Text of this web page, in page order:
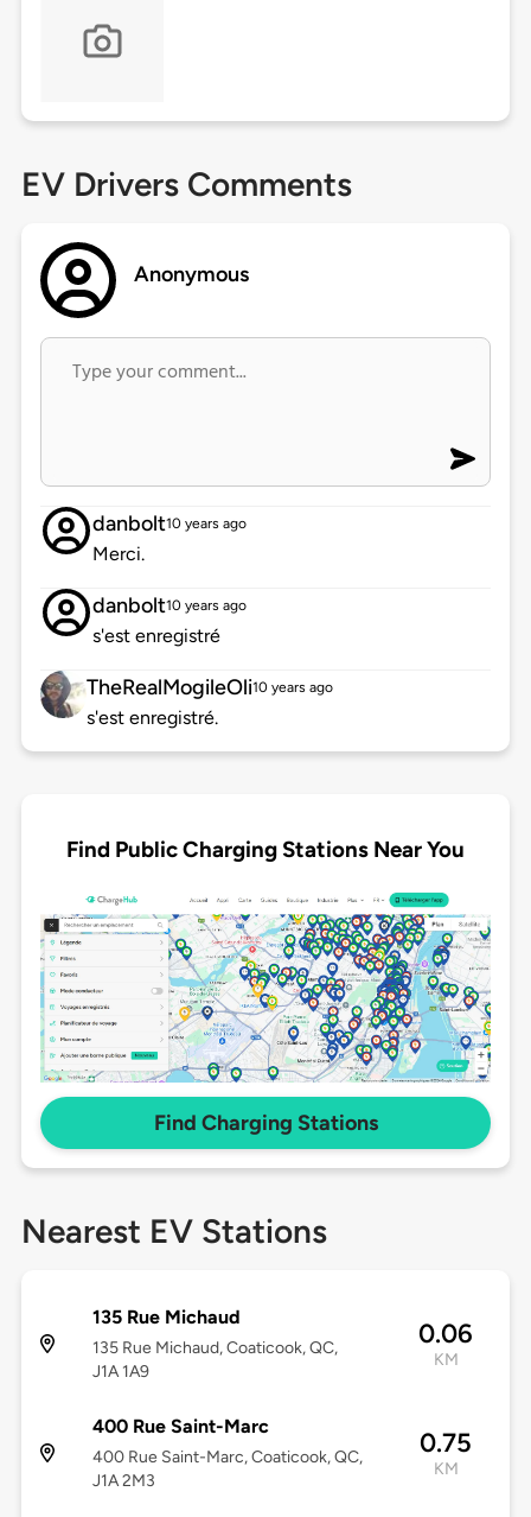
EV Drivers Comments
Anonymous
danbolt10 years ago
Merci.
danbolt10 years ago
s'est enregistré
TheRealMogileOli10 years ago
s'est enregistré.
Find Public Charging Stations Near You
Find Charging Stations
Nearest EV Stations
135 Rue Michaud
135 Rue Michaud, Coaticook, QC,
J1A 1A9
0.06
KM
400 Rue Saint-Marc
400 Rue Saint-Marc, Coaticook, QC,
J1A 2M3
0.75
KM